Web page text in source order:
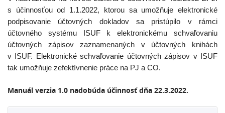
s účinnosťou od 1.1.2022, ktorou sa umožňuje elektronické
podpisovanie účtovných dokladov sa pristúpilo v rámci
účtovného systému ISUF k elektronickému schvaľovaniu
účtovných zápisov zaznamenaných v účtovných knihách
v ISUF. Elektronické schvaľovanie účtovných zápisov v ISUF
tak umožňuje zefektívnenie práce na PJ a CO.
Manuál verzia 1.0 nadobúda účinnosť dňa 22.3.2022.